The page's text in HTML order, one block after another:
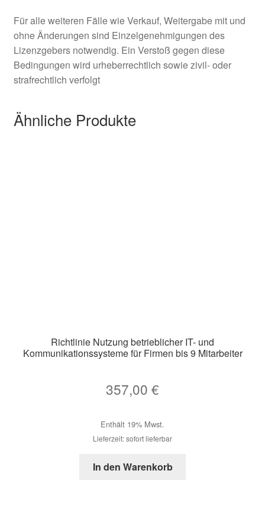
Für alle weiteren Fälle wie Verkauf, Weitergabe mit und
ohne Änderungen sind Einzelgenehmigungen des
Lizenzgebers notwendig. Ein Verstoß gegen diese
Bedingungen wird urheberrechtlich sowie zivil- oder
strafrechtlich verfolgt
Ähnliche Produkte
Richtlinie Nutzung betrieblicher IT- und
Kommunikationssysteme für Firmen bis 9 Mitarbeiter
357,00 €
Enthält 19% Mwst.
Lieferzeit: sofort lieferbar
In den Warenkorb